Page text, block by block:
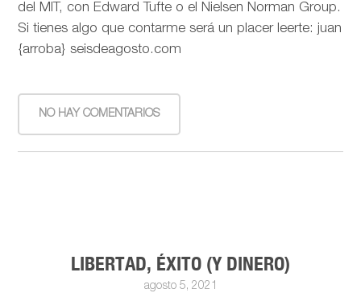
del MIT, con Edward Tufte o el Nielsen Norman Group.
Si tienes algo que contarme será un placer leerte: juan
{arroba} seisdeagosto.com
NO HAY COMENTARIOS
LIBERTAD, ÉXITO (Y DINERO)
agosto 5, 2021